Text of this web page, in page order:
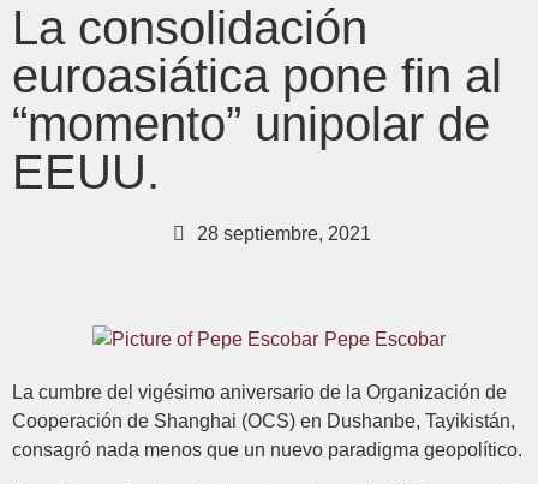
La consolidación
euroasiática pone fin al
“momento” unipolar de
EEUU.
28 septiembre, 2021
Pepe Escobar
La cumbre del vigésimo aniversario de la Organización de
Cooperación de Shanghai (OCS) en Dushanbe, Tayikistán,
consagró nada menos que un nuevo paradigma geopolítico.